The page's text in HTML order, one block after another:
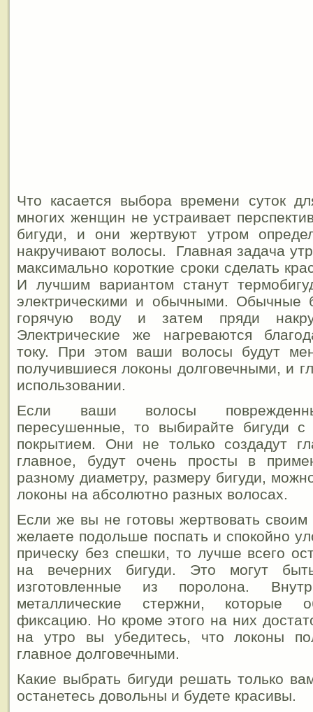
Что касается выбора времени суток
многих женщин не устраивает
бигуди, и они жертвуют утром
накручивают волосы. Главная задача
максимально короткие сроки сделать
И лучшим вариантом станут
электрическими и обычными. Обычные
горячую воду и затем пряди
Электрические же нагреваются
току. При этом ваши волосы будут
получившиеся локоны долговечными, и
использовании.
Если ваши волосы
пересушенные, то выбирайте бигуди
покрытием. Они не только создадут
главное, будут очень просты в
разному диаметру, размеру бигуди,
локоны на абсолютно разных волосах.
Если же вы не готовы жертвовать
желаете подольше поспать и спокойно
прическу без спешки, то лучше всего
на вечерних бигуди. Это могут быть
изготовленные из поролона.
металлические стержни, которые
фиксацию. Но кроме этого на них
на утро вы убедитесь, что локоны
главное долговечными.
Какие выбрать бигуди решать только
останетесь довольны и будете красивы.